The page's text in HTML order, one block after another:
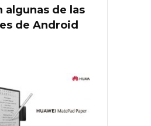
algunas de las
de Android